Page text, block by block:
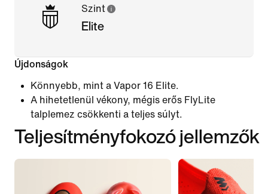
Szint
Elite
Újdonságok
Könnyebb, mint a Vapor 16 Elite.
A hihetetlenül vékony, mégis erős FlyLite
talplemez csökkenti a teljes súlyt.
Teljesítményfokozó jellemzők